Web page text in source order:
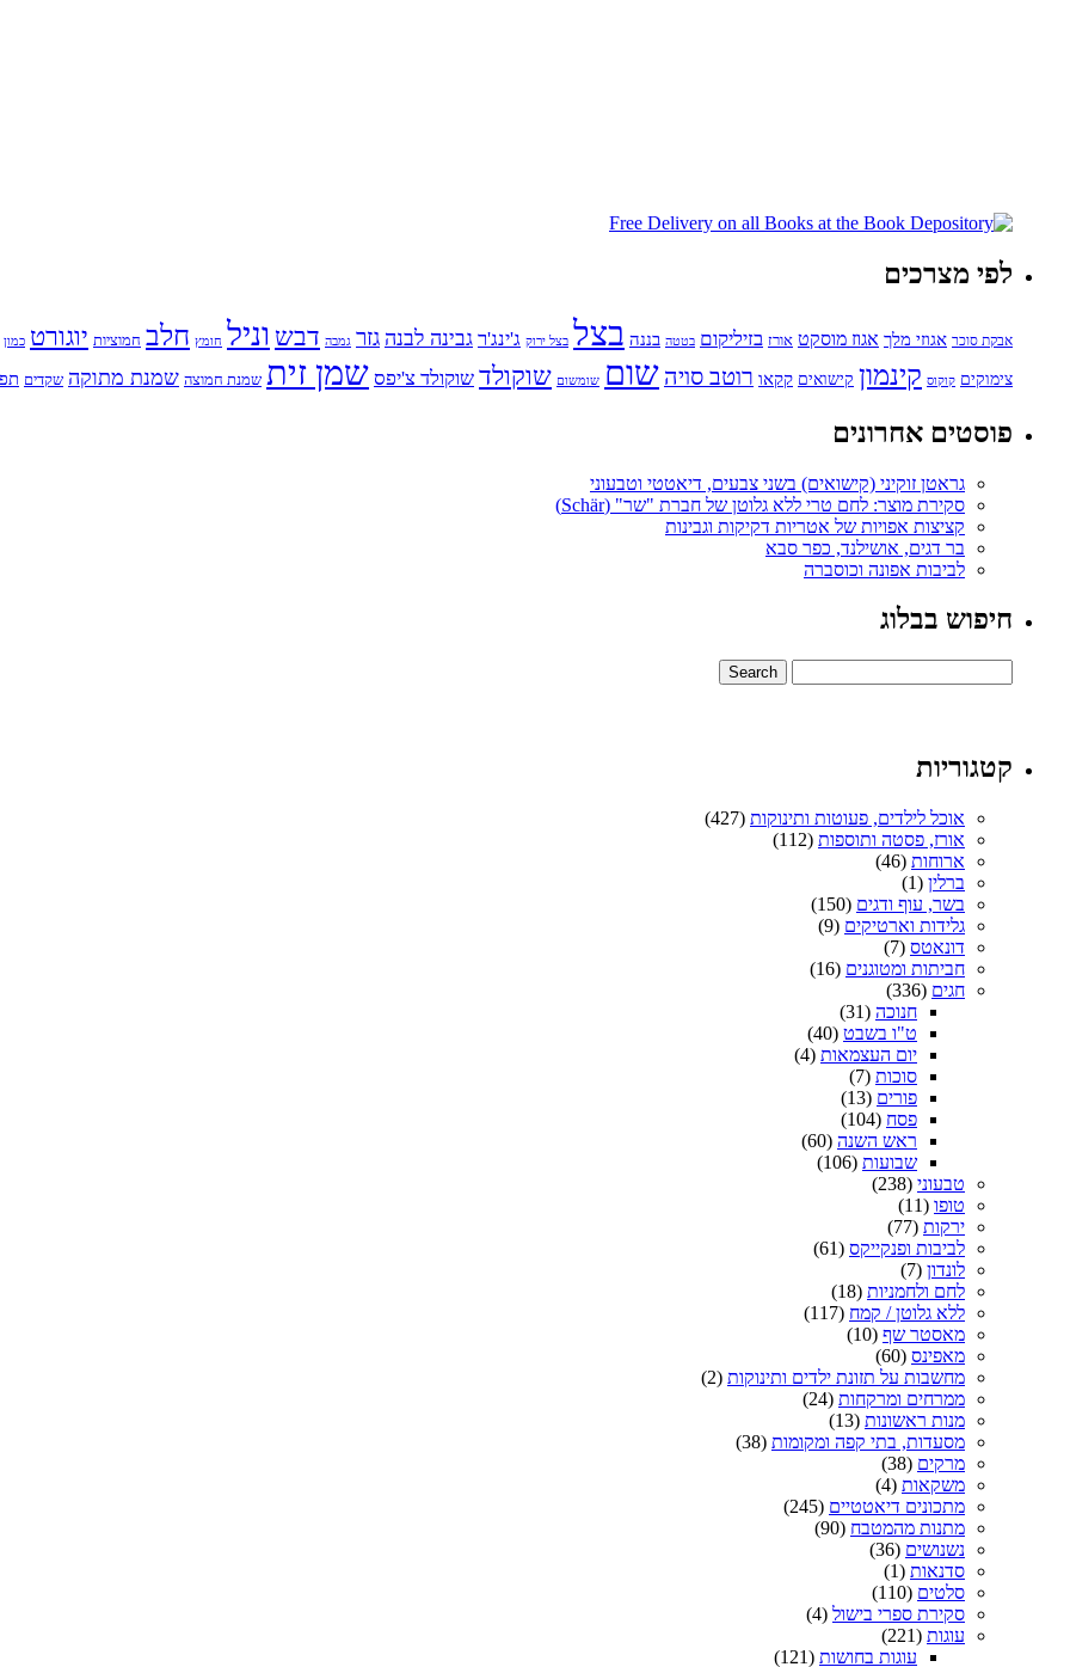
לפי מצרכים
אבקת סוכר אגוזי מלך אגוז מוסקט אורז בזיליקום בטטה בננה בצל בצל ירוק ג'ינג'ר גבינה לבנה גזר גמבה דבש וניל חומץ חלב חמוציות יוגורט כמון
צימוקים קוקוס קינמון קישואים קקאו רוטב סויה שום שומשום שוקולד שוקולד צ'יפס שמן זית שמנת חמוצה שמנת מתוקה שקדים
פוסטים אחרונים
גראטן זוקיני (קישואים) בשני צבעים, דיאטטי וטבעוני
סקירת מוצר: לחם טרי ללא גלוטן של חברת "שר" (Schär)
קציצות אפויות של אטריות דקיקות וגבינות
בר דגים, אושילנד, כפר סבא
לביבות אפונה וכוסברה
חיפוש בבלוג
קטגוריות
אוכל לילדים, פעוטות ותינוקות (427)
אורז, פסטה ותוספות (112)
ארוחות (46)
ברלין (1)
בשר, עוף ודגים (150)
גלידות וארטיקים (9)
דונאטס (7)
חביתות ומטוגנים (16)
חגים (336)
חנוכה (31)
ט"ו בשבט (40)
יום העצמאות (4)
סוכות (7)
פורים (13)
פסח (104)
ראש השנה (60)
שבועות (106)
טבעוני (238)
טופו (11)
ירקות (77)
לביבות ופנקייקס (61)
לונדון (7)
לחם ולחמניות (18)
ללא גלוטן / קמח (117)
מאסטר שף (10)
מאפינס (60)
מחשבות על תזונת ילדים ותינוקות (2)
ממרחים ומרקחות (24)
מנות ראשונות (13)
מסעדות, בתי קפה ומקומות (38)
מרקים (38)
משקאות (4)
מתכונים דיאטטיים (245)
מתנות מהמטבח (90)
נשנושים (36)
סדנאות (1)
סלטים (110)
סקירת ספרי בישול (4)
עוגות (221)
עוגות בחושות (121)